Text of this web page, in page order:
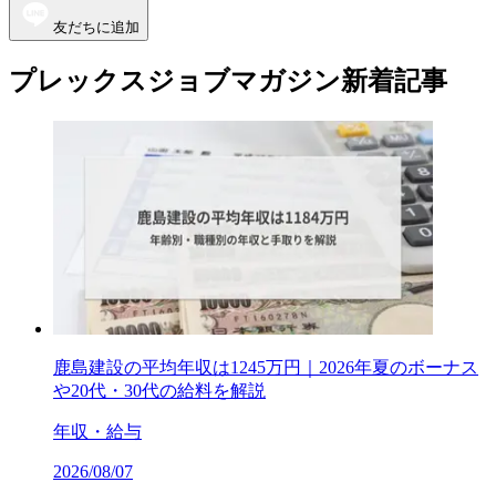
友だちに追加
プレックスジョブマガジン新着記事
鹿島建設の平均年収は1245万円｜2026年夏のボーナス
や20代・30代の給料を解説
年収・給与
2026/08/07